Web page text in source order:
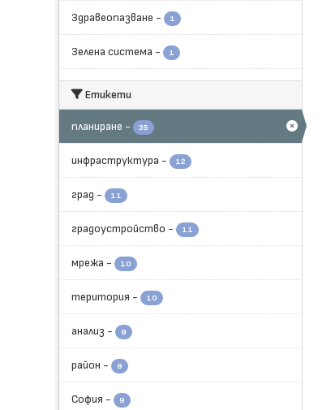
Здравеопазване - 1
Зелена система - 1
Етикети
планиране - 35
инфраструктура - 12
град - 11
градоустройство - 11
мрежа - 10
територия - 10
анализ - 9
район - 9
София - 9